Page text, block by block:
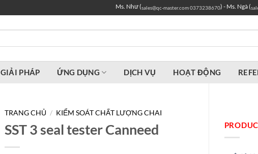
Ms. Như (sales@qc-master.com0373238670) - Ms. Ngà (
GIẢI PHÁP ỨNG DỤNG DỊCH VỤ HOẠT ĐỘNG
TRANG CHỦ / KIỂM SOÁT CHẤT LƯỢNG CHAI
SST 3 seal tester Canneed